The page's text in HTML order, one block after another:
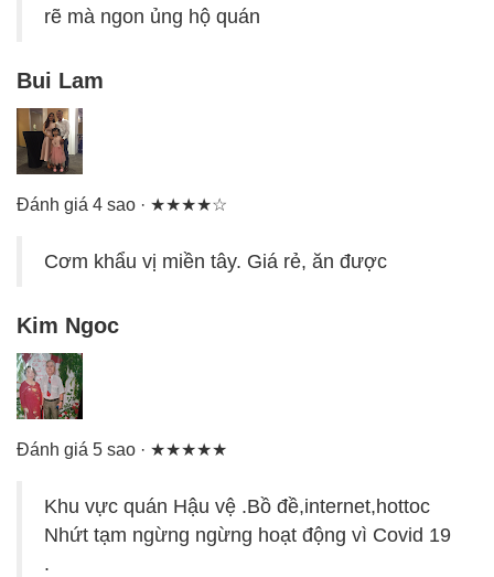
rẽ mà ngon ủng hộ quán
Bui Lam
Đánh giá 4 sao · ★★★★☆
Cơm khẩu vị miền tây. Giá rẻ, ăn được
Kim Ngoc
Đánh giá 5 sao · ★★★★★
Khu vực quán Hậu vệ .Bồ đề,internet,hottoc
Nhứt tạm ngừng ngừng hoạt động vì Covid 19
.